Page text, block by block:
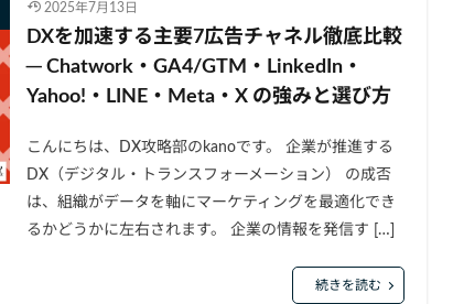
2025年7月13日
DXを加速する主要7広告チャネル徹底比較
─ Chatwork・GA4/GTM・LinkedIn・
Yahoo!・LINE・Meta・X の強みと選び方
こんにちは、DX攻略部のkanoです。 企業が推進する
DX（デジタル・トランスフォーメーション） の成否
は、組織がデータを軸にマーケティングを最適化でき
るかどうかに左右されます。 企業の情報を発信す […]
続きを読む